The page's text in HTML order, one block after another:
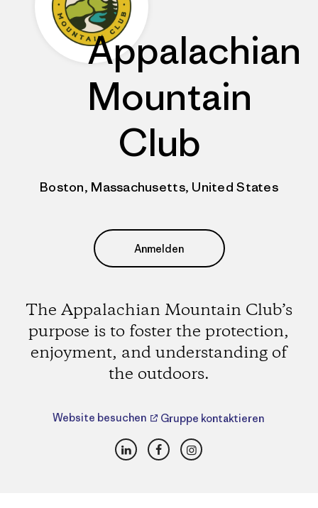
Appalachian
Mountain
Club
Boston, Massachusetts, United States
Anmelden
The Appalachian Mountain Club’s
purpose is to foster the protection,
enjoyment, and understanding of
the outdoors.
Website besuchen Gruppe kontaktieren
LinkedInFacebookInstagram